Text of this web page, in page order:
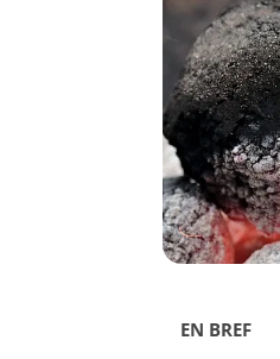
EN BREF